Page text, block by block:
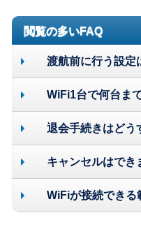
閲覧の多いFAQ
渡航前に行う設定
WiFi1台で何台ま
退会手続きはどう
キャンセルはでき
WiFiが接続できる